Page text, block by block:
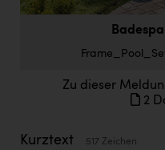
Doppler Gruppe
Fristads Austria
Zu dieser
2
Kurztext 517 Zeichen